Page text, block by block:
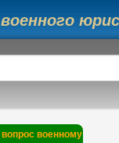
военному